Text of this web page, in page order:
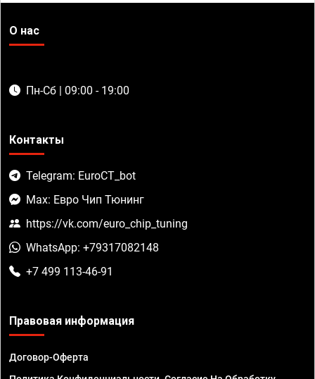
О нас
Пн-Сб | 09:00 - 19:00
Контакты
Telegram: EuroCT_bot
Max: Евро Чип Тюнинг
https://vk.com/euro_chip_tuning
WhatsApp: +79317082148
+7 499 113-46-91
Правовая информация
Договор-Оферта